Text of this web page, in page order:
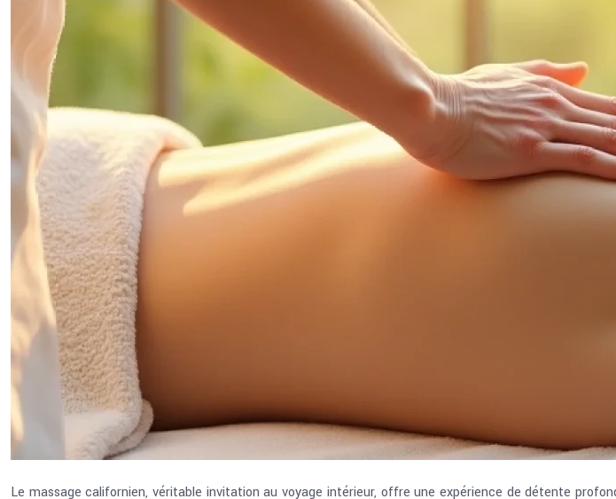
Le massage californien, véritable invitation au voyage intérieur, offre une expérience de détente